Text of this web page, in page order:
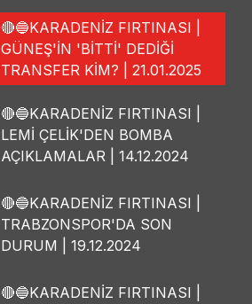
🔴🔵KARADENİZ FIRTINASI |
GÜNEŞ'İN 'BİTTİ' DEDİĞİ
TRANSFER KİM? | 21.01.2025
🔴🔵KARADENİZ FIRTINASI |
LEMİ ÇELİK'DEN BOMBA
AÇIKLAMALAR | 14.12.2024
🔴🔵KARADENİZ FIRTINASI |
TRABZONSPOR'DA SON
DURUM | 19.12.2024
🔴🔵KARADENİZ FIRTINASI |